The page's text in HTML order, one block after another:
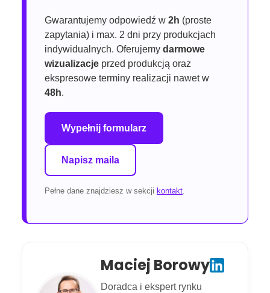
Gwarantujemy odpowiedź w 2h (proste
zapytania) i max. 2 dni przy produkcjach
indywidualnych. Oferujemy darmowe
wizualizacje przed produkcją oraz
ekspresowe terminy realizacji nawet w
48h.
Wypełnij formularz
Napisz maila
Pełne dane znajdziesz w sekcji kontakt
Maciej Borowy
Doradca i ekspert rynku